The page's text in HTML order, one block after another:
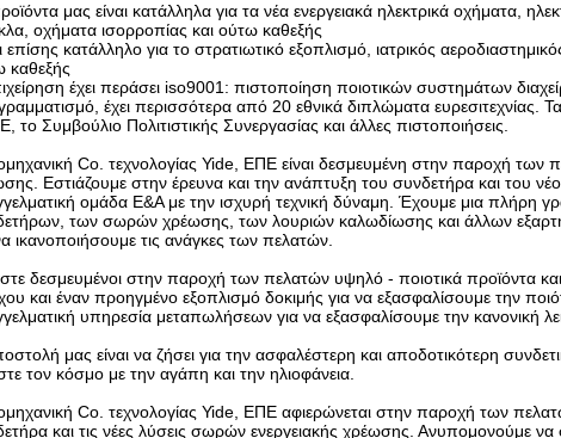
μας είναι κατάλληλα για τα νέα ενεργειακά ηλεκτρικά οχήματα,
οχήματα ισορροπίας και ούτω καθεξής
επίσης κατάλληλο για το στρατιωτικό εξοπλισμό, ιατρικός
καθεξής
έχει περάσει iso9001: πιστοποίηση ποιοτικών συστημάτων
έχει περισσότερα από 20 εθνικά διπλώματα
το Συμβούλιο Πολιτιστικής Συνεργασίας και άλλες πιστοποιήσεις.
Co. τεχνολογίας Yide, ΕΠΕ είναι δεσμευμένη στην παροχή των
Εστιάζουμε στην έρευνα και την ανάπτυξη του συνδετήρα και του
ομάδα Ε&Α με την ισχυρή τεχνική δύναμη. Έχουμε μια
των σωρών χρέωσης, των λουριών καλωδίωσης και άλλων
ικανοποιήσουμε τις ανάγκες των πελατών.
δεσμευμένοι στην παροχή των πελατών υψηλό - ποιοτικά προϊόντα
και έναν προηγμένο εξοπλισμό δοκιμής για να εξασφαλίσουμε την
υπηρεσία μεταπωλήσεων για να εξασφαλίσουμε την κανονική
μας είναι να ζήσει για την ασφαλέστερη και αποδοτικότερη
τον κόσμο με την αγάπη και την ηλιοφάνεια.
Co. τεχνολογίας Yide, ΕΠΕ αφιερώνεται στην παροχή των
και τις νέες λύσεις σωρών ενεργειακής χρέωσης. Ανυπομονούμε